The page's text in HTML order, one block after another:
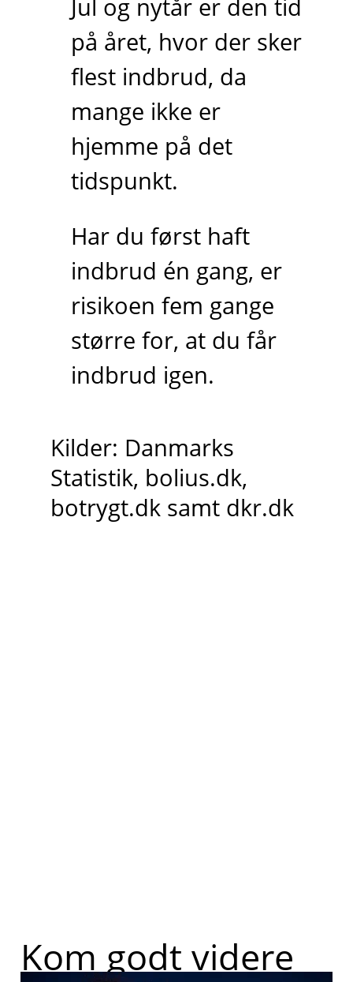
Jul og nytår er den tid
på året, hvor der sker
flest indbrud, da
mange ikke er
hjemme på det
tidspunkt.
Har du først haft
indbrud én gang, er
risikoen fem gange
større for, at du får
indbrud igen.
Kilder: Danmarks
Statistik, bolius.dk,
botrygt.dk samt dkr.dk
Kom godt videre